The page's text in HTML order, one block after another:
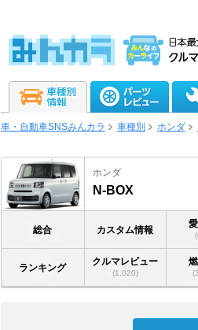
車・自動車SNSみんカラ 車種別 ホンダ
ホンダ
N-BOX
総合 カスタム情報
ランキング
クルマレビュー
(1,020)